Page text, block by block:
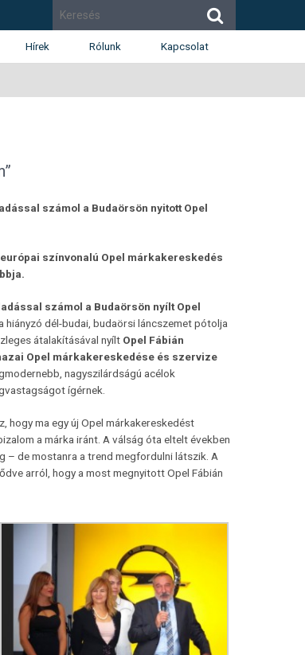
Hírek Rólunk Kapcsolat
számol a Budaörsön nyitott Opel
színvonalú Opel márkakereskedés
számol a Budaörsön nyílt Opel
hiányzó dél-budai, budaörsi láncszemet pótolja
átalakításával nyílt Opel Fábián
Opel márkakereskedése és szervize
nagyszilárdságú acélok
ígérnek.
hogy ma egy új Opel márkakereskedést
a márka iránt. A válság óta eltelt években
– de mostanra a trend megfordulni látszik. A
arról, hogy a most megnyitott Opel Fábián